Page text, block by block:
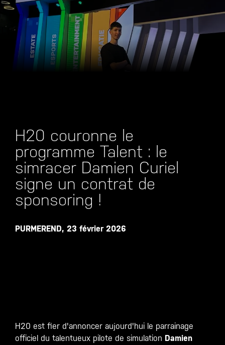
H20 couronne le
programme Talent : le
simracer Damien Curiel
signe un contrat de
sponsoring !
PURMEREND, 23 février 2026
H20 est fier d'annoncer aujourd'hui le parrainage
officiel du talentueux pilote de simulation Damien